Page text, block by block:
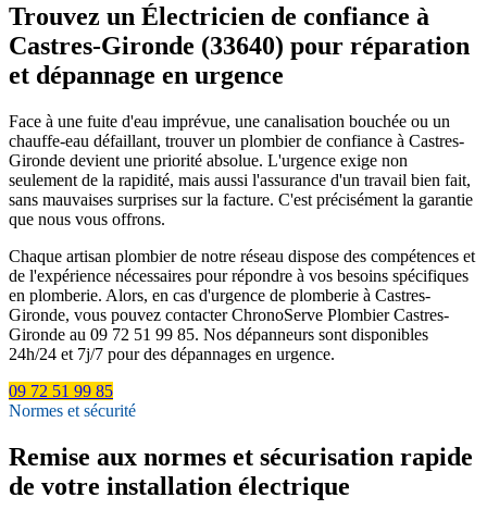
Trouvez un Électricien de confiance à
Castres-Gironde (33640) pour réparation
et dépannage en urgence
Face à une fuite d'eau imprévue, une canalisation bouchée ou un
chauffe-eau défaillant, trouver un plombier de confiance à Castres-
Gironde devient une priorité absolue. L'urgence exige non
seulement de la rapidité, mais aussi l'assurance d'un travail bien fait,
sans mauvaises surprises sur la facture. C'est précisément la garantie
que nous vous offrons.
Chaque artisan plombier de notre réseau dispose des compétences et
de l'expérience nécessaires pour répondre à vos besoins spécifiques
en plomberie. Alors, en cas d'urgence de plomberie à Castres-
Gironde, vous pouvez contacter ChronoServe Plombier Castres-
Gironde au 09 72 51 99 85. Nos dépanneurs sont disponibles
24h/24 et 7j/7 pour des dépannages en urgence.
09 72 51 99 85
Normes et sécurité
Remise aux normes et sécurisation rapide
de votre installation électrique